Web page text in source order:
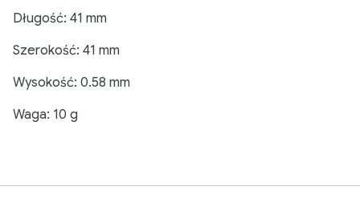
Długość: 41 mm
Szerokość: 41 mm
Wysokość: 0.58 mm
Waga: 10 g